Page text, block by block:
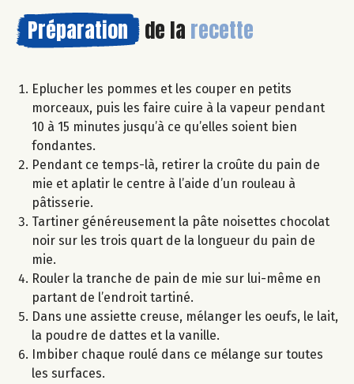
Préparation de la recette
Eplucher les pommes et les couper en petits
morceaux, puis les faire cuire à la vapeur pendant
10 à 15 minutes jusqu’à ce qu’elles soient bien
fondantes.
Pendant ce temps-là, retirer la croûte du pain de
mie et aplatir le centre à l’aide d’un rouleau à
pâtisserie.
Tartiner généreusement la pâte noisettes chocolat
noir sur les trois quart de la longueur du pain de
mie.
Rouler la tranche de pain de mie sur lui-même en
partant de l’endroit tartiné.
Dans une assiette creuse, mélanger les oeufs, le lait,
la poudre de dattes et la vanille.
Imbiber chaque roulé dans ce mélange sur toutes
les surfaces.